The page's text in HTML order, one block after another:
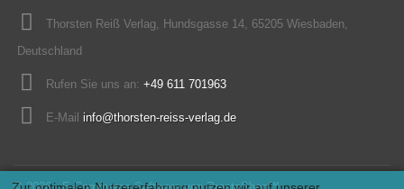
Thorsten Reiß Verlag, Hundsgasse 14, 65205 Wiesbaden,
Deutschland
Rufen Sie uns an: +49 611 701963
E-Mail info@thorsten-reiss-verlag.de